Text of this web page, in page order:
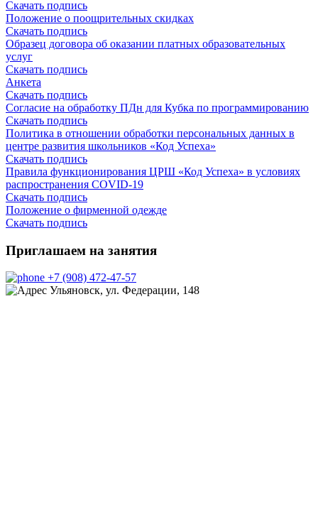
Скачать подпись
Положение о поощрительных скидках
Скачать подпись
Образец договора об оказании платных образовательных
услуг
Скачать подпись
Анкета
Скачать подпись
Согласие на обработку ПДн для Кубка по программированию
Скачать подпись
Политика в отношении обработки персональных данных в
центре развития школьников «Код Успеха»
Скачать подпись
Правила функционирования ЦРШ «Код Успеха» в условиях
распространения COVID-19
Скачать подпись
Положение о фирменной одежде
Скачать подпись
Приглашаем на занятия
+7 (908) 472-47-57
Ульяновск, ул. Федерации, 148